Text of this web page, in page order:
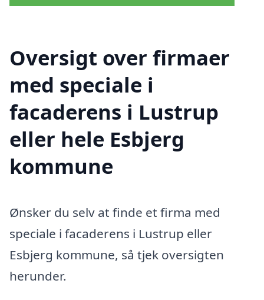
Oversigt over firmaer
med speciale i
facaderens i Lustrup
eller hele Esbjerg
kommune
Ønsker du selv at finde et firma med
speciale i facaderens i Lustrup eller
Esbjerg kommune, så tjek oversigten
herunder.